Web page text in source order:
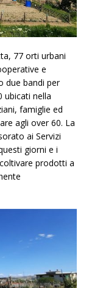
77 orti urbani
e
due bandi per
ubicati nella
famiglie ed
agli over 60. La
ai Servizi
giorni e i
prodotti a